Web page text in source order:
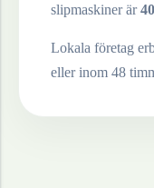
slipmaskinerär
Lokala företag
eller inom 48